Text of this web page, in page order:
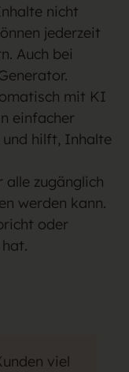
nicht
jederzeit
Auch bei
mit KI
einfacher
und hilft, Inhalte
alle zugänglich
werden kann.
oder
viel